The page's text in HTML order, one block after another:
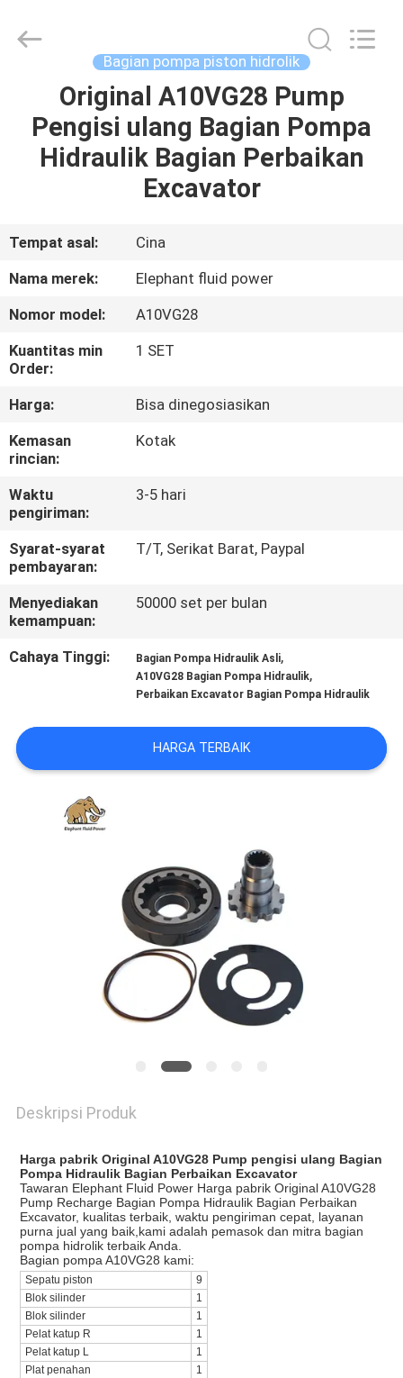
RUMAH
PRODUK
KAMI
PABRIK
KUALITAS
KAMI
BERITA
KASUS
PRIVACY
POLICY
Power
Co.,Ltd.
Bagian pompa piston hidrolik
Original A10VG28 Pump
Pengisi ulang Bagian Pompa
Hidraulik Bagian Perbaikan
Excavator
Tempat asal:
Cina
Nama merek:
Elephant fluid power
Nomor model:
A10VG28
Kuantitas min
Order:
1 SET
Harga:
Bisa dinegosiasikan
Kemasan
rincian:
Kotak
Waktu
pengiriman:
3-5 hari
Syarat-syarat
pembayaran:
T/T, Serikat Barat, Paypal
Menyediakan
kemampuan:
50000 set per bulan
Cahaya Tinggi: Bagian Pompa Hidraulik Asli,
A10VG28 Bagian Pompa Hidraulik,
Perbaikan Excavator Bagian Pompa Hidraulik
HARGA TERBAIK
Deskripsi Produk
Harga pabrik Original A10VG28 Pump pengisi ulang Bagian
Pompa Hidraulik Bagian Perbaikan Excavator
Tawaran Elephant Fluid Power Harga pabrik Original A10VG28
Pump Recharge Bagian Pompa Hidraulik Bagian Perbaikan
Excavator, kualitas terbaik, waktu pengiriman cepat, layanan
purna jual yang baik,kami adalah pemasok dan mitra bagian
pompa hidrolik terbaik Anda.
Bagian pompa A10VG28 kami:
Sepatu piston
9
Blok silinder
1
Blok silinder
1
Pelat katup R
1
Pelat katup L
1
Plat penahan
1